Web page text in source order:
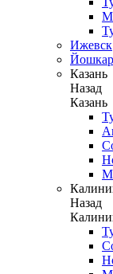
Ижевск
Казань
Назад
Казань
Назад